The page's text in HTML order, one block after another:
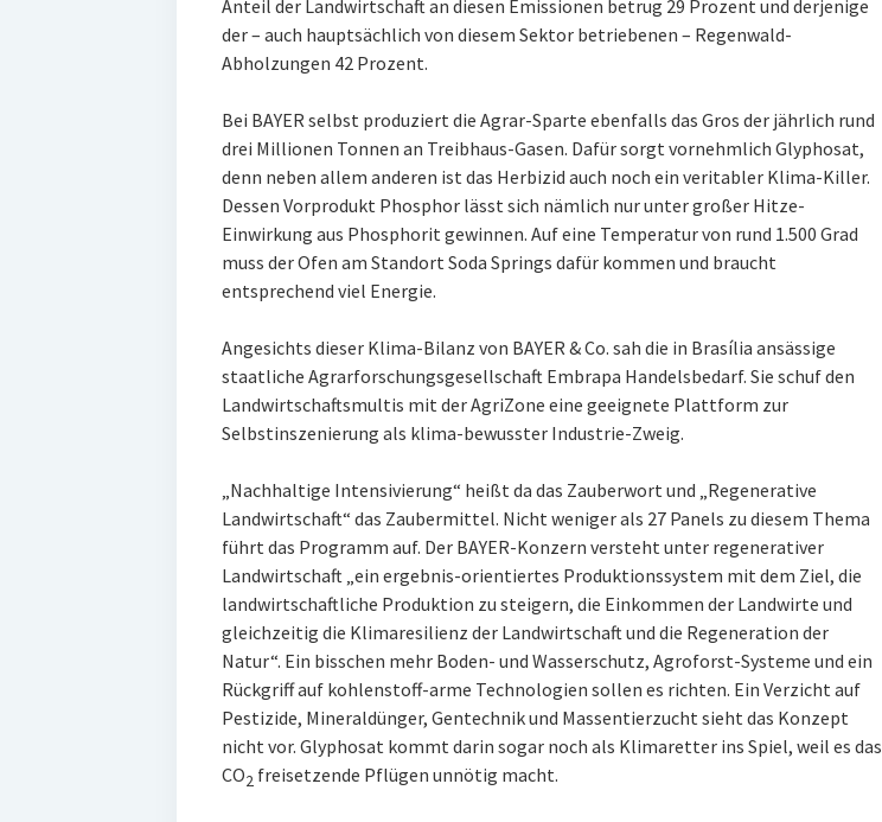
Anteil der Landwirtschaft an diesen Emissionen betrug 29 Prozent und derjenige
der – auch hauptsächlich von diesem Sektor betriebenen – Regenwald-
Abholzungen 42 Prozent.
Bei BAYER selbst produziert die Agrar-Sparte ebenfalls das Gros der jährlich rund
drei Millionen Tonnen an Treibhaus-Gasen. Dafür sorgt vornehmlich Glyphosat,
denn neben allem anderen ist das Herbizid auch noch ein veritabler Klima-Killer.
Dessen Vorprodukt Phosphor lässt sich nämlich nur unter großer Hitze-
Einwirkung aus Phosphorit gewinnen. Auf eine Temperatur von rund 1.500 Grad
muss der Ofen am Standort Soda Springs dafür kommen und braucht
entsprechend viel Energie.
Angesichts dieser Klima-Bilanz von BAYER & Co. sah die in Brasília ansässige
staatliche Agrarforschungsgesellschaft Embrapa Handelsbedarf. Sie schuf den
Landwirtschaftsmultis mit der AgriZone eine geeignete Plattform zur
Selbstinszenierung als klima-bewusster Industrie-Zweig.
„Nachhaltige Intensivierung“ heißt da das Zauberwort und „Regenerative
Landwirtschaft“ das Zaubermittel. Nicht weniger als 27 Panels zu diesem Thema
führt das Programm auf. Der BAYER-Konzern versteht unter regenerativer
Landwirtschaft „ein ergebnis-orientiertes Produktionssystem mit dem Ziel, die
landwirtschaftliche Produktion zu steigern, die Einkommen der Landwirte und
gleichzeitig die Klimaresilienz der Landwirtschaft und die Regeneration der
Natur“. Ein bisschen mehr Boden- und Wasserschutz, Agroforst-Systeme und ein
Rückgriff auf kohlenstoff-arme Technologien sollen es richten. Ein Verzicht auf
Pestizide, Mineraldünger, Gentechnik und Massentierzucht sieht das Konzept
nicht vor. Glyphosat kommt darin sogar noch als Klimaretter ins Spiel, weil es das
CO2 freisetzende Pflügen unnötig macht.